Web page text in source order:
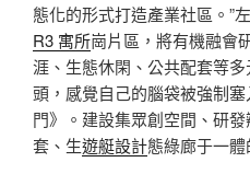
態化的形式打造產業社區。”
R3 寓所崗片區，將有機融會
涯、生態休閑、公共配套等
頭，感覺自己的腦袋被強制
門》。建設集眾創空間、研
套、生遊艇設計態綠廊于一體